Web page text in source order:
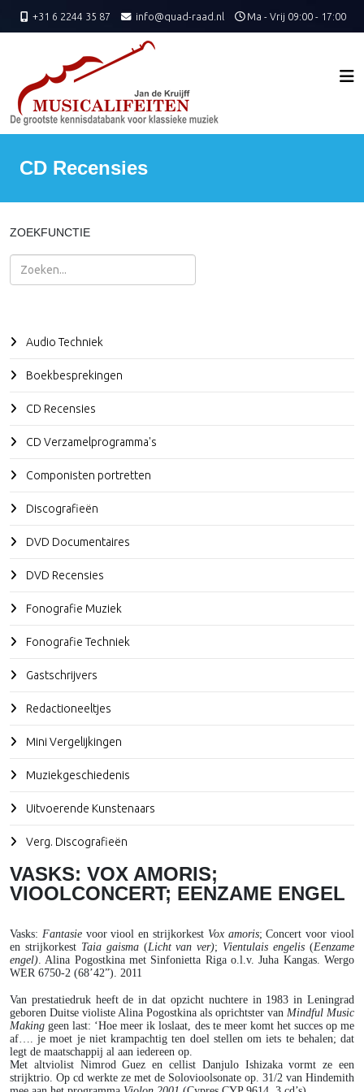
+31 6 2244 35 87 info@quad-raad.nl Ma - Vrij 09:00 - 17:00
CD Recensies
ZOEKFUNCTIE
Zoeken
Audio Techniek
Boekbesprekingen
CD Recensies
CD Verzamelprogramma's
Componisten portretten
Discografieën
DVD Documentaires
DVD Recensies
Fonografie Muziek
Fonografie Techniek
Gastschrijvers
Redactioneeltjes
Mini Vergelijkingen
Muziekgeschiedenis
Uitvoerende Kunstenaars
Verg. Discografieën
VASKS: VOX AMORIS;
VIOOLCONCERT; EENZAME ENGEL
Vasks: Fantasievoor viool en strijkorkest Vox amoris; Concert voor viool
en strijkorkest Taia gaisma(Licht van ver); Vientulais engelis (Eenzame
engel). Alina Pogostkina met Sinfonietta Riga o.l.v. Juha Kangas. Wergo
WER 6750-2 (68’42”). 2011
Van prestatiedruk heeft de in dat opzicht nuchtere in 1983 in Leningrad
geboren Duitse violiste Alina Pogostkina als oprichtster van Mindful Music
Making geen last: ‘Hoe meer ik loslaat, des te meer komt het succes op me
af…. je moet je niet krampachtig ten doel stellen om iets te behalen; dat
legt de maatschappij al aan iedereen op.
Met altviolist Nimrod Guez en cellist Danjulo Ishizaka vormt ze een
strijktrio. Op cd werkte ze met de Solovioolsonate op. 31/2 van Hindemith